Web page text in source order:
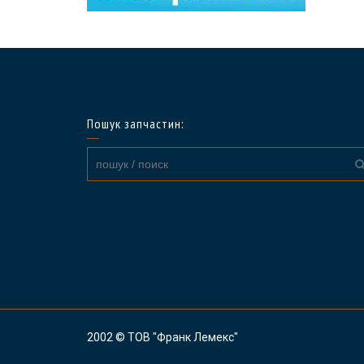
Пошук запчастин:
2002 © ТОВ "Франк Лемекс"